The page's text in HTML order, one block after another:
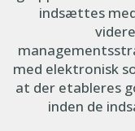
indsættes
med elektronisk
at der etableres
inden de